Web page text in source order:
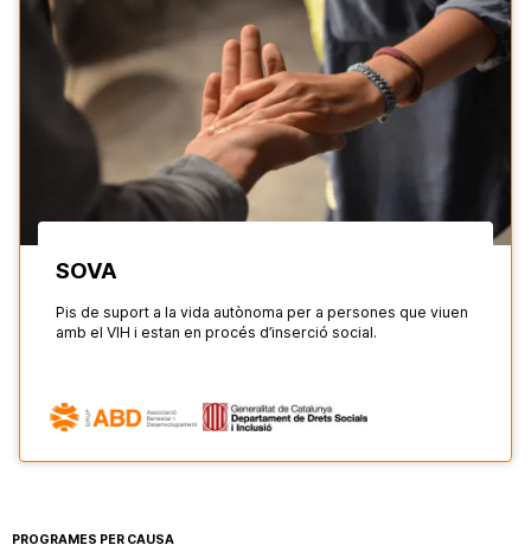
SOVA
Pis de suport a la vida autònoma per a persones que viuen
amb el VIH i estan en procés d’inserció social.
PROGRAMES PER CAUSA